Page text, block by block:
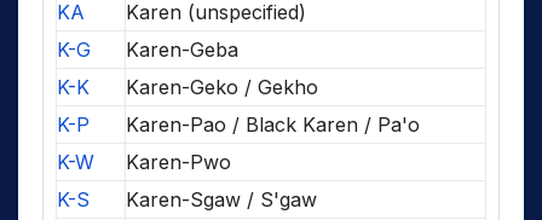
KA
Karen (unspecified)
K-G
Karen-Geba
K-K
Karen-Geko / Gekho
K-P
Karen-Pao / Black Karen / Pa'o
K-W
Karen-Pwo
K-S
Karen-Sgaw / S'gaw